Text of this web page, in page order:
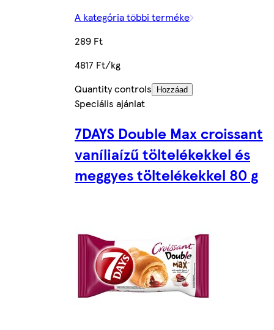
A kategória többi terméke
289 Ft
4817 Ft/kg
Quantity controls
Hozzáad
Speciális ajánlat
7DAYS Double Max croissant
vaníliaízű töltelékekkel és
meggyes töltelékekkel 80 g